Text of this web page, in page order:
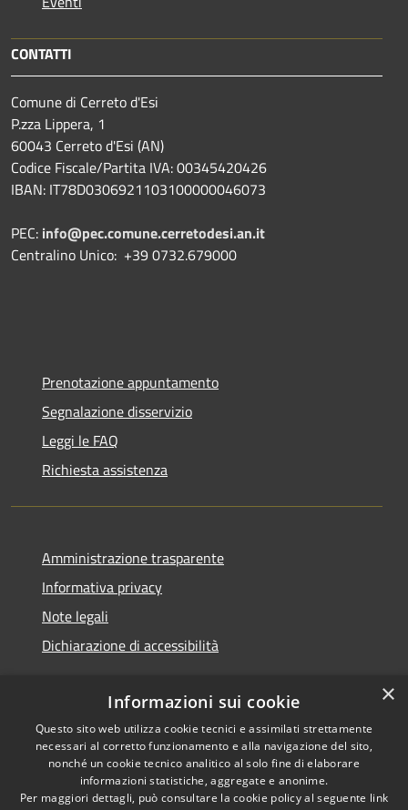
CONTATTI
Comune di Cerreto d'Esi
P.zza Lippera, 1
60043 Cerreto d'Esi (AN)
Codice Fiscale/Partita IVA: 00345420426
IBAN: IT78D0306921103100000046073
PEC: info@pec.comune.cerretodesi.an.it
Centralino Unico: +39 0732.679000
Prenotazione appuntamento
Segnalazione disservizio
Leggi le FAQ
Richiesta assistenza
Amministrazione trasparente
Informativa privacy
Note legali
Dichiarazione di accessibilità
RSS
Accessibilità
Cookie
Copyright © 2026 • Comune di
Cerreto d'Esi • Powered by
Municipium•Accesso
redazione
×
Informazioni sui cookie
Questo sito web utilizza cookie tecnici e assimilati strettamente
necessari al corretto funzionamento e alla navigazione del sito,
nonché un cookie tecnico analitico al solo fine di elaborare
informazioni statistiche, aggregate e anonime.
Per maggiori dettagli, può consultare la cookie policy al seguente link